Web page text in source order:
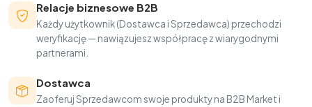
Relacje biznesowe B2B
Każdy użytkownik (Dostawca i Sprzedawca) przechodzi
weryfikację — nawiązujesz współpracę z wiarygodnymi
partnerami.
Dostawca
Zaoferuj Sprzedawcom swoje produkty na B2B Market i